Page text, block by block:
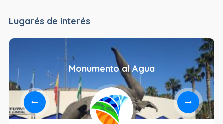
Lugarés de interés
Monumento al Agua